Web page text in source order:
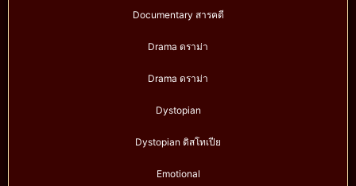
Documentary สารคดี
Drama ดราม่า
Drama ดราม่า
Dystopian
Dystopian ดิสโทเปีย
Emotional